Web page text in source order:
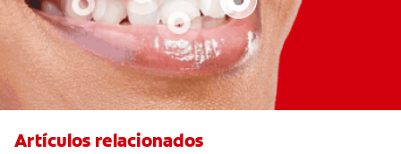
Artículos relacionados